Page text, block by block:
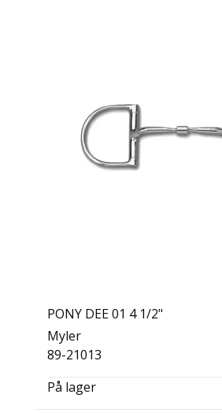
PONY DEE 01 4 1/2"
Myler
89-21013
På lager